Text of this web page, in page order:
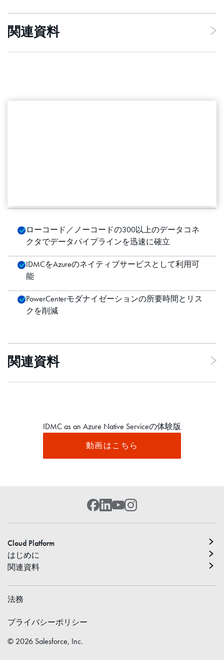
関連資料
ローコード／ノーコードの300以上のデータコネ
クタでデータパイプラインを迅速に確立
IDMCをAzureのネイティブサービスとして利用可
能
PowerCenterモダナイゼーションの所要時間とリス
クを削減
関連資料
IDMC as an Azure Native Serviceの体験版
動画はこちら
Cloud Platform
はじめに
関連資料
法務
プライバシーポリシー
© 2026 Salesforce, Inc.